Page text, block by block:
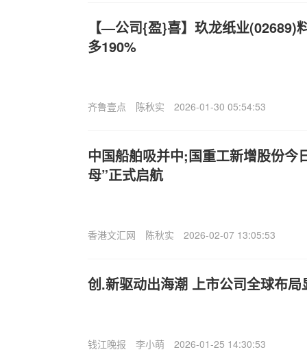
【—公司{盈}喜】玖龙纸业(02689)
多190%
齐鲁壹点 陈秋实 2026-01-30 05:54:53
中国船舶吸并中;国重工新增股份今
母”正式启航
香港文汇网 陈秋实 2026-02-07 13:05:53
创.新驱动出海潮 上市公司全球布局
钱江晚报 李小萌 2026-01-25 14:30:53